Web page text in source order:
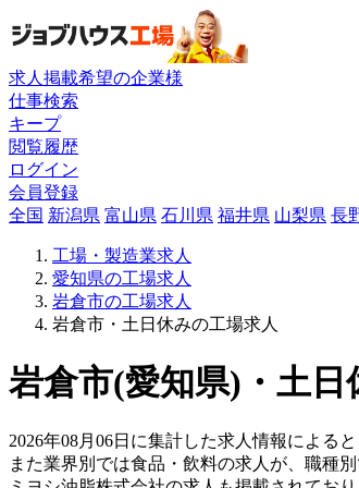
求人掲載希望の企業様
仕事検索
キープ
閲覧履歴
ログイン
会員登録
全国 新潟県 富山県 石川県 福井県 山梨県 長
工場・製造業求人
愛知県の工場求人
岩倉市の工場求人
岩倉市・土日休みの工場求人
岩倉市(愛知県)・土
2026年08月06日に集計した求人情報による
また業界別では食品・飲料の求人が、職種